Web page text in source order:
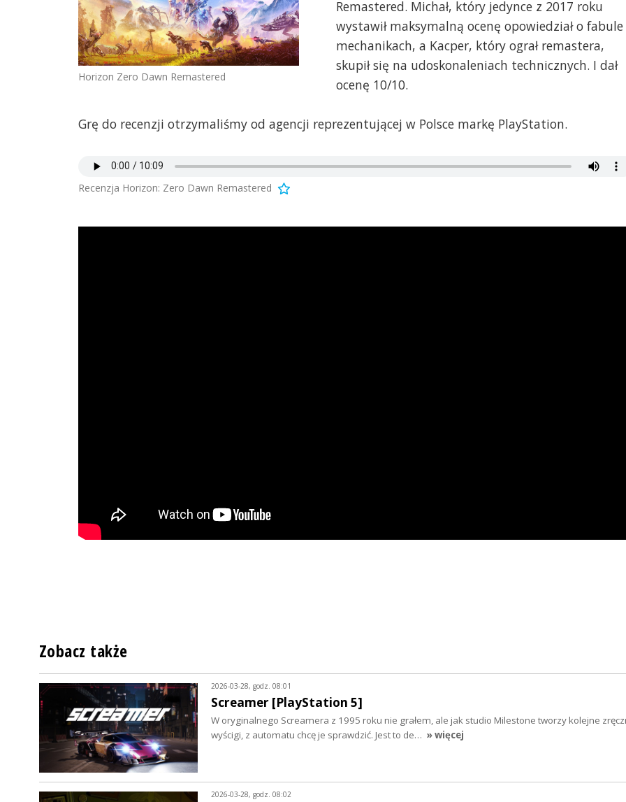
Horizon Zero Dawn Remastered
Remastered. Michał, który jedynce z 2017 roku
wystawił maksymalną ocenę opowiedział o fabule
mechanikach, a Kacper, który ograł remastera,
skupił się na udoskonaleniach technicznych. I dał
ocenę 10/10.
Grę do recenzji otrzymaliśmy od agencji reprezentującej w Polsce markę PlayStation.
Recenzja Horizon: Zero Dawn Remastered
Zobacz także
2026-03-28, godz. 08:01
Screamer [PlayStation 5]
W oryginalnego Screamera z 1995 roku nie grałem, ale jak studio Milestone tworzy kolejne
wyścigi, z automatu chcę je sprawdzić. Jest to de… » więcej
2026-03-28, godz. 08:02